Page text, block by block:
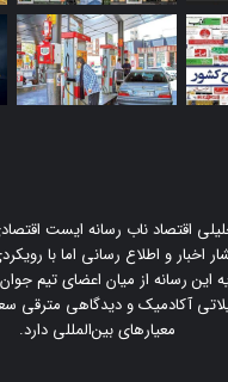
اقتصاد ناب رسانه‌ ایست
اخبار و اطلاع رسانی اما با
این رسانه از میان اعضای تیم
آکادمیک و دیدگاهی‌ مترقی
معیار‌های بین‌المللی دارد.